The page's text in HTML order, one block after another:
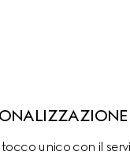
unico con il